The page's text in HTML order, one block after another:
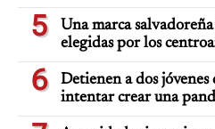
5
Una marca
elegidas por los
6
Detienen a dos jóvenes
intentar crear una